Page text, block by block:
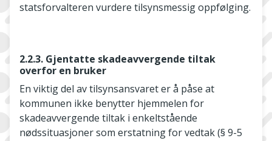
statsforvalteren vurdere tilsynsmessig oppfølging.
2.2.3. Gjentatte skadeavvergende tiltak
overfor en bruker
En viktig del av tilsynsansvaret er å påse at
kommunen ikke benytter hjemmelen for
skadeavvergende tiltak i enkeltstående
nødssituasjoner som erstatning for vedtak (§ 9-5